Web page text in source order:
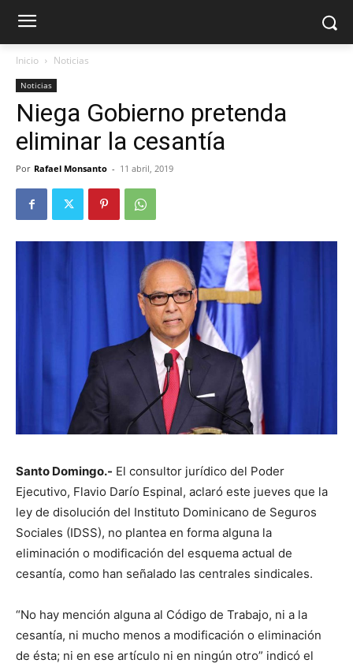
Inicio Noticias
Noticias
Niega Gobierno pretenda
eliminar la cesantía
Por Rafael Monsanto - 11 abril, 2019
Santo Domingo.- El consultor jurídico del Poder
Ejecutivo, Flavio Darío Espinal, aclaró este jueves que la
ley de disolución del Instituto Dominicano de Seguros
Sociales (IDSS), no plantea en forma alguna la
eliminación o modificación del esquema actual de
cesantía, como han señalado las centrales sindicales.
“No hay mención alguna al Código de Trabajo, ni a la
cesantía, ni mucho menos a modificación o eliminación
de ésta; ni en ese artículo ni en ningún otro” indicó el